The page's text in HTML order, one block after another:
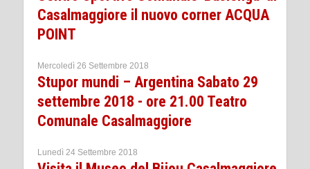
Casalmaggiore il nuovo corner ACQUA
POINT
Mercoledì 26 Settembre 2018
Stupor mundi – Argentina Sabato 29
settembre 2018 - ore 21.00 Teatro
Comunale Casalmaggiore
Lunedì 24 Settembre 2018